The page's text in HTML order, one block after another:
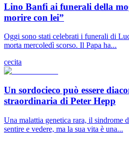
Lino Banfi ai funerali della
morire con lei”
Oggi sono stati celebrati i funerali di
morta mercoledì scorso. Il Papa ha...
cecita
Un sordocieco può essere
straordinaria di Peter Hepp
Una malattia genetica rara, il sindrome
sentire e vedere, ma la sua vita è una...